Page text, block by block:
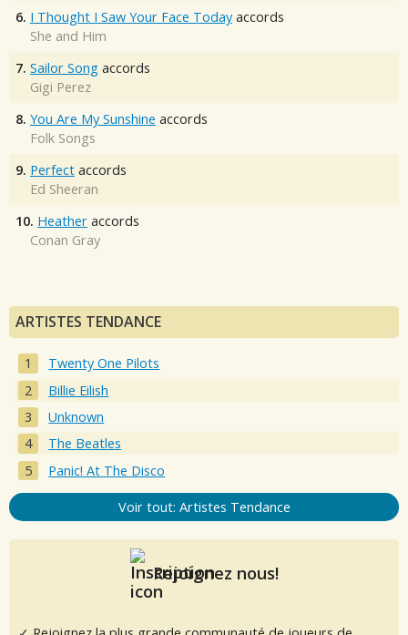
6. I Thought I Saw Your Face Today accords
She and Him
7. Sailor Song accords
Gigi Perez
8. You Are My Sunshine accords
Folk Songs
9. Perfect accords
Ed Sheeran
10. Heather accords
Conan Gray
ARTISTES TENDANCE
Twenty One Pilots
Billie Eilish
Unknown
The Beatles
Panic! At The Disco
Voir tout: Artistes Tendance
Rejoignez nous!